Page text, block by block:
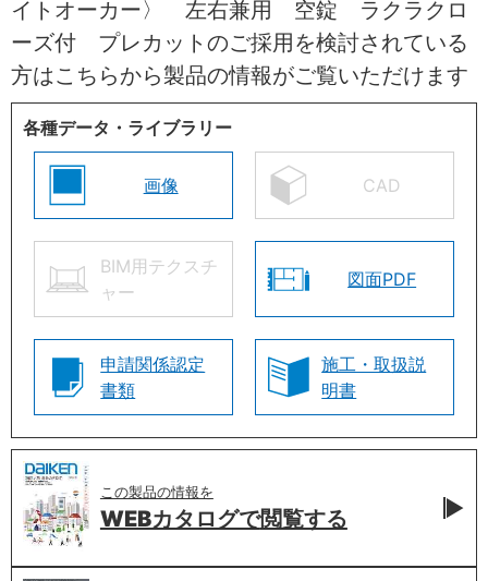
イトオーカー〉 左右兼用 空錠 ラクラクロ
ーズ付 プレカットのご採用を検討されている
方はこちらから製品の情報がご覧いただけます
各種データ・ライブラリー
画像 CAD
BIM用テクスチ
ャー
図面PDF
申請関係認定
書類
施工・取扱説
明書
この製品の情報を
WEBカタログで閲覧する